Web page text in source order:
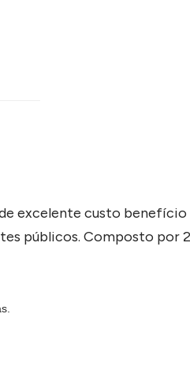
excelente custo
públicos. Composto por